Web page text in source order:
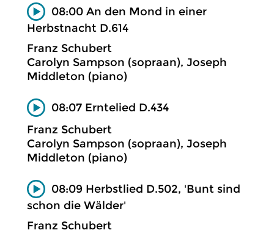
08:00 An den Mond in einer
Herbstnacht D.614
Franz Schubert
Carolyn Sampson (sopraan), Joseph
Middleton (piano)
08:07 Erntelied D.434
Franz Schubert
Carolyn Sampson (sopraan), Joseph
Middleton (piano)
08:09 Herbstlied D.502, 'Bunt sind
schon die Wälder'
Franz Schubert